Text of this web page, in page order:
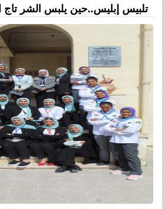
تلبيس إبليس..حين يلبس الشر تاج